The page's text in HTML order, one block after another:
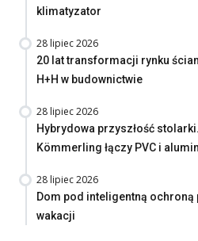
Okna bez tajemnic. Na co
klimatyzator
28 lipiec 2026
20 lat transformacji rynku
H+H w budownictwie
28 lipiec 2026
Hybrydowa przyszłość
Kömmerling łączy PVC i
28 lipiec 2026
Dom pod inteligentną ochroną
wakacji